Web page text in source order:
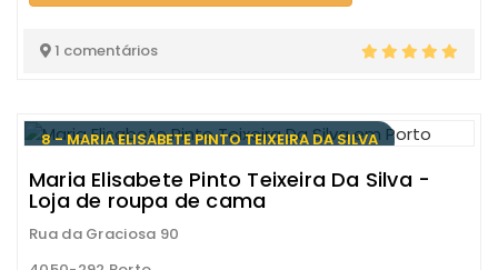
1 comentários
8 - MARIA ELISABETE PINTO TEIXEIRA DA SILVA
Maria Elisabete Pinto Teixeira Da Silva -
Loja de roupa de cama
Rua da Graciosa 90